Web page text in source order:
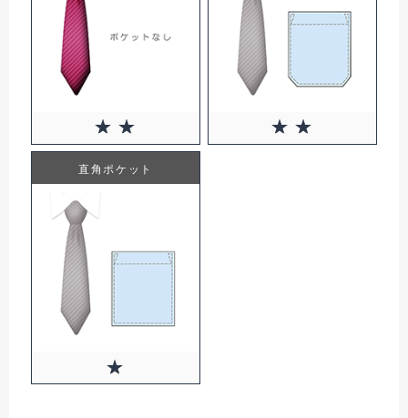
直角ポケット